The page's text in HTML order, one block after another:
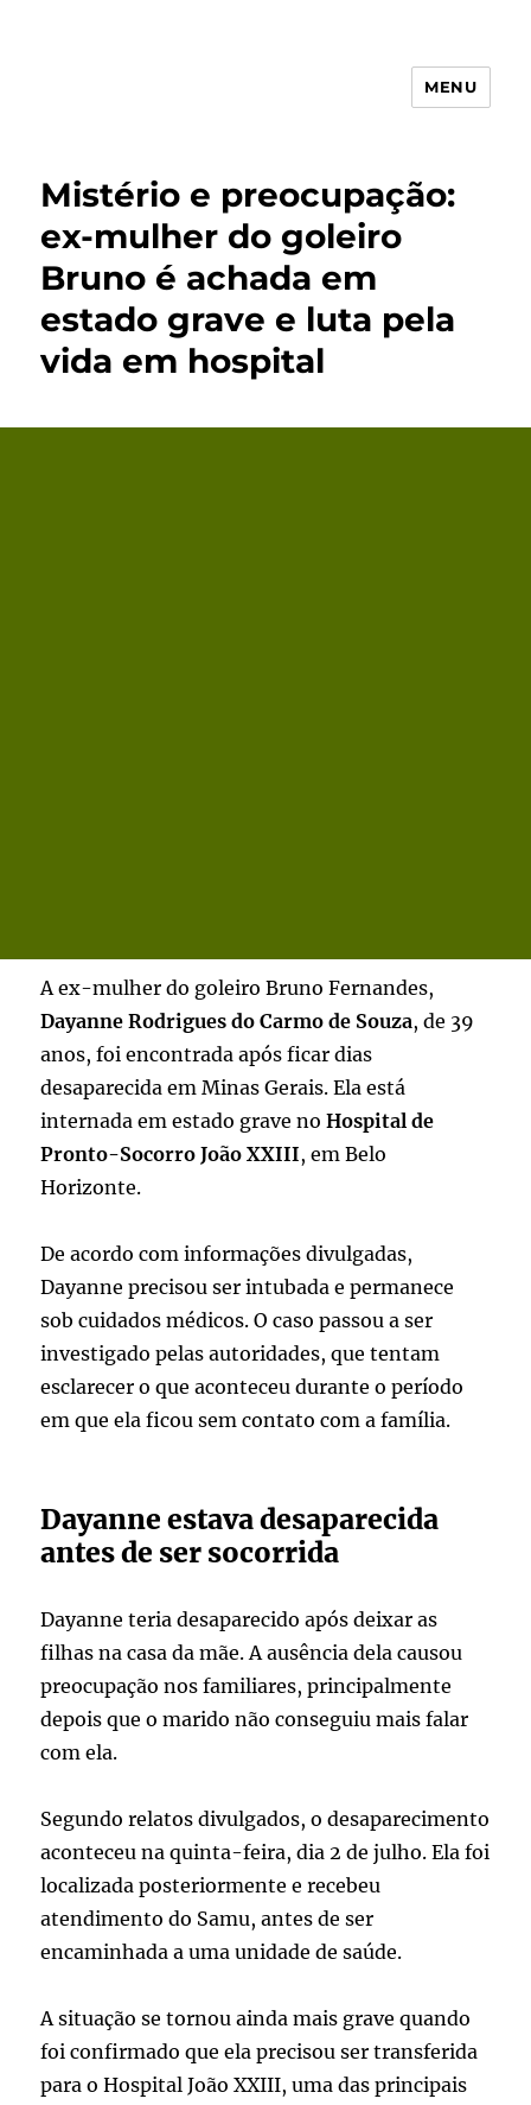
MENU
Mistério e preocupação:
ex-mulher do goleiro
Bruno é achada em
estado grave e luta pela
vida em hospital
A ex-mulher do goleiro Bruno Fernandes,
Dayanne Rodrigues do Carmo de Souza, de 39
anos, foi encontrada após ficar dias
desaparecida em Minas Gerais. Ela está
internada em estado grave noHospital de
Pronto-Socorro João XXIII, em Belo
Horizonte.
De acordo com informações divulgadas,
Dayanne precisou ser intubada e permanece
sob cuidados médicos. O caso passou a ser
investigado pelas autoridades, que tentam
esclarecer o que aconteceu durante o período
em que ela ficou sem contato com a família.
Dayanne estava desaparecida
antes de ser socorrida
Dayanne teria desaparecido após deixar as
filhas na casa da mãe. A ausência dela causou
preocupação nos familiares, principalmente
depois que o marido não conseguiu mais falar
com ela.
Segundo relatos divulgados, o desaparecimento
aconteceu na quinta-feira, dia 2 de julho. Ela foi
localizada posteriormente e recebeu
atendimento do Samu, antes de ser
encaminhada a uma unidade de saúde.
A situação se tornou ainda mais grave quando
foi confirmado que ela precisou ser transferida
para o Hospital João XXIII, uma das principais